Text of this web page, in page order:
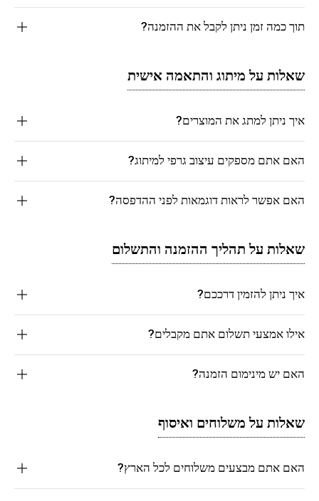
תוך כמה זמן ניתן לקבל את ההזמנה?
שאלות על מיתוג והתאמה אישית
איך ניתן למתג את המוצרים?
האם אתם מספקים עיצוב גרפי למיתוג?
האם אפשר לראות דוגמאות לפני ההדפסה?
שאלות על תהליך ההזמנה והתשלום
איך ניתן להזמין דרככם?
אילו אמצעי תשלום אתם מקבלים?
האם יש מינימום הזמנה?
שאלות על משלוחים ואיסוף
האם אתם מבצעים משלוחים לכל הארץ?